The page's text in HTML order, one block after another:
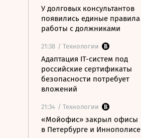
У долговых консультантов
появились единые правила
работы с должниками
21:38 / Технологии
Адаптация IT-систем под
российские сертификаты
безопасности потребует
вложений
21:34 / Технологии
«Мойофис» закрыл офисы
в Петербурге и Иннополисе